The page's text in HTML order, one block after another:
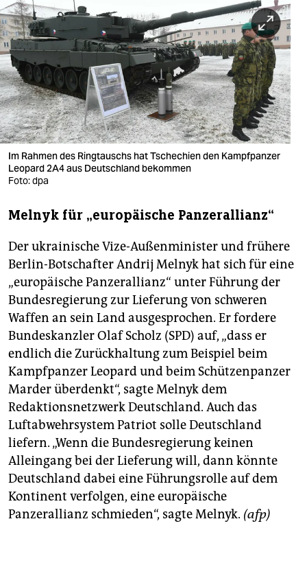
berlin
nord
wahrheit
verlag
verlag
veranstaltungen
shop
fragen & hilfe
abo
genossenschaft
epaper login
Im Rahmen des Ringtauschs hat Tschechien den Kampfpanzer
Leopard 2A4 aus Deutschland bekommen
Foto: dpa
Melnyk für „europäische Panzerallianz“
Der ukrainische Vize-Außenminister und frühere
Berlin-Botschafter Andrij Melnyk hat sich für eine
„europäische Panzerallianz“ unter Führung der
Bundesregierung zur Lieferung von schweren
Waffen an sein Land ausgesprochen. Er fordere
Bundeskanzler Olaf Scholz (SPD) auf, „dass er
endlich die Zurückhaltung zum Beispiel beim
Kampfpanzer Leopard und beim Schützenpanzer
Marder überdenkt“, sagte Melnyk dem
Redaktionsnetzwerk Deutschland. Auch das
Luftabwehrsystem Patriot solle Deutschland
liefern. „Wenn die Bundesregierung keinen
Alleingang bei der Lieferung will, dann könnte
Deutschland dabei eine Führungsrolle auf dem
Kontinent verfolgen, eine europäische
Panzerallianz schmieden“, sagte Melnyk. (afp)